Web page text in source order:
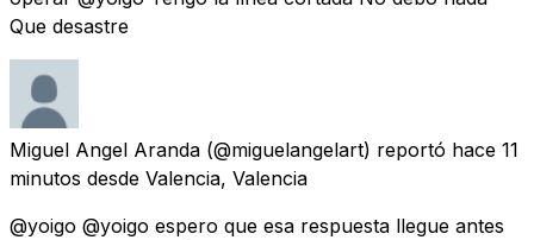
Que desastre
Miguel Angel Aranda (@miguelangelart) reportó hace 11
minutos desde Valencia, Valencia
@yoigo @yoigo espero que esa respuesta llegue antes